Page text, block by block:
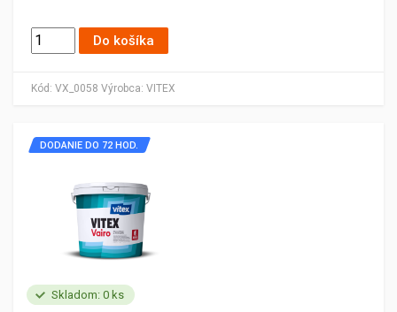
Kód: VX_0058 Výrobca: VITEX
Do košíka
Skladom: 0 ks
DODANIE DO 72 HOD.